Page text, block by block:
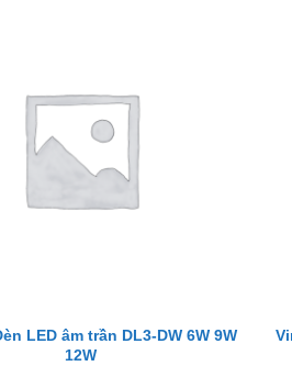
LED âm trần DL3-DW 6W 9W
12W